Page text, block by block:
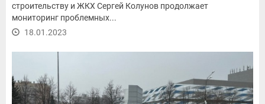
строительству и ЖКХ Сергей Колунов продолжает
мониторинг проблемных...
18.01.2023